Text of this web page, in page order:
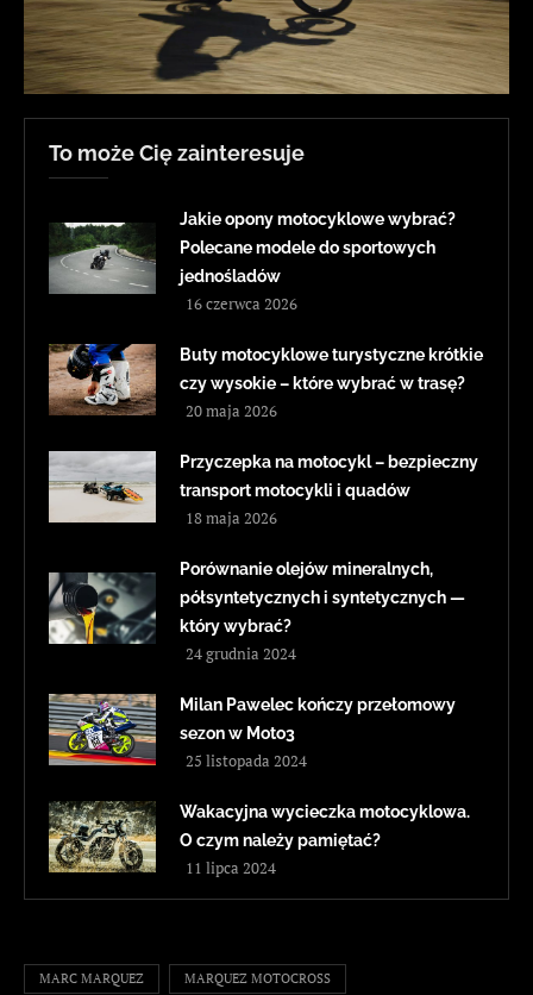
To może Cię zainteresuje
Jakie opony motocyklowe wybrać?
Polecane modele do sportowych
jednośladów
16 czerwca 2026
Buty motocyklowe turystyczne krótkie
czy wysokie – które wybrać w trasę?
20 maja 2026
Przyczepka na motocykl – bezpieczny
transport motocykli i quadów
18 maja 2026
Porównanie olejów mineralnych,
półsyntetycznych i syntetycznych —
który wybrać?
24 grudnia 2024
Milan Pawelec kończy przełomowy
sezon w Moto3
25 listopada 2024
Wakacyjna wycieczka motocyklowa.
O czym należy pamiętać?
11 lipca 2024
MARC MARQUEZ MARQUEZ MOTOCROSS